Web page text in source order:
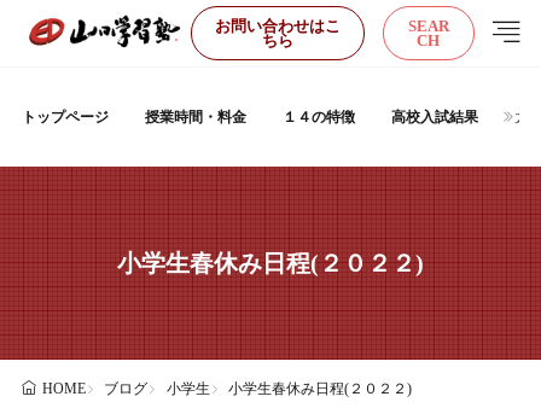
お問い合わせはこ
ちら
SEAR
CH
トップページ 授業時間・料金 １４の特徴 高校入試結果 大
小学生春休み日程(２０２２)
HOME ブログ 小学生 小学生春休み日程(２０２２)